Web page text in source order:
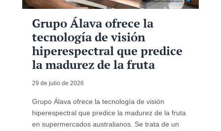
Grupo Álava ofrece la
tecnología de visión
hiperespectral que predice
la madurez de la fruta
29 de julio de 2026
Grupo Álava ofrece la tecnología de visión
hiperespectral que predice la madurez de la fruta
en supermercados australianos. Se trata de un